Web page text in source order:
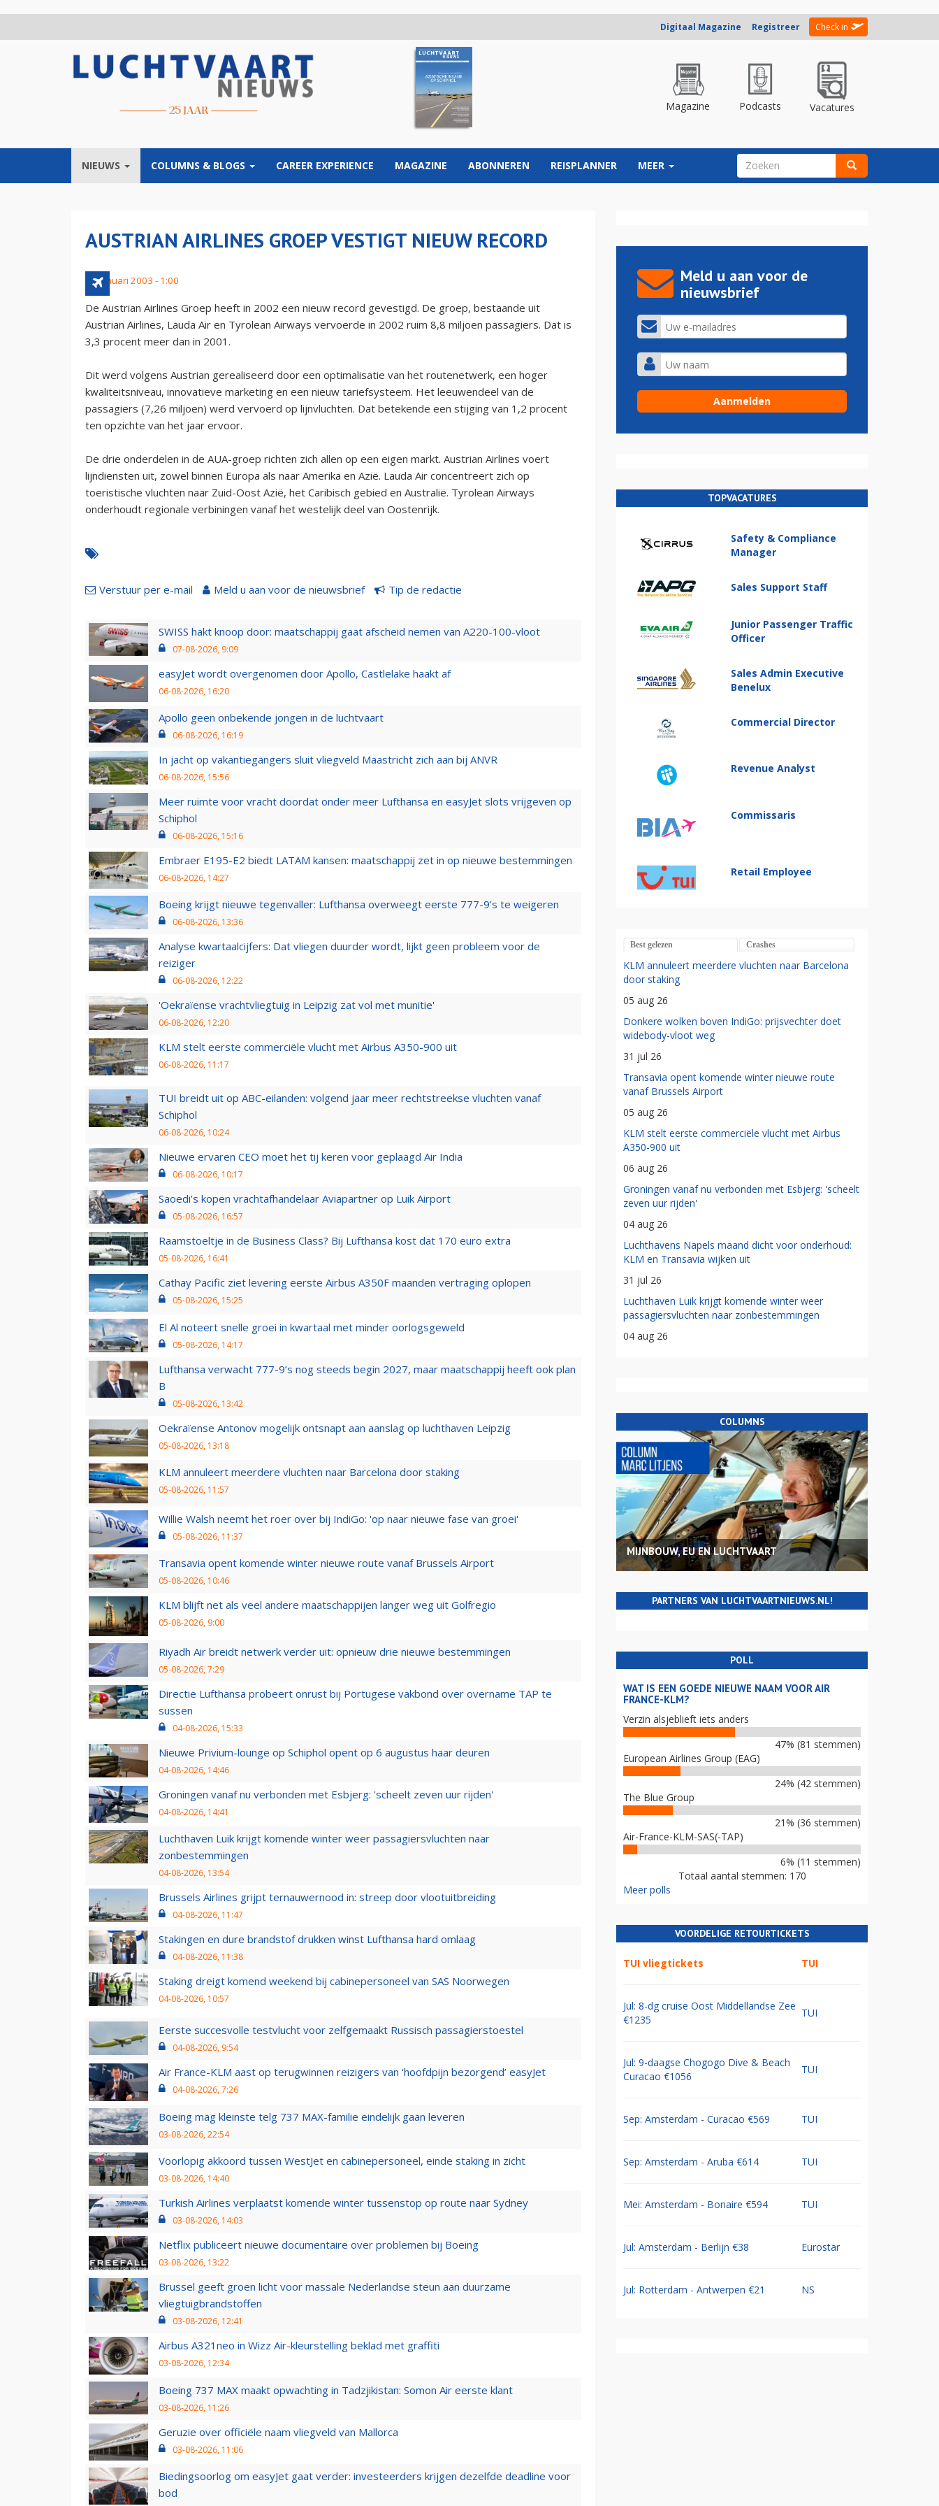
Digitaal Magazine Registreer Check in
Magazine Podcasts Vacatures
NIEUWS COLUMNS & BLOGS CAREER EXPERIENCE MAGAZINE ABONNEREN REISPLANNER MEER ZOEKVELD
AUSTRIAN AIRLINES GROEP VESTIGT NIEUW RECORD
23 januari 2003 - 1:00
De Austrian Airlines Groep heeft in 2002 een nieuw record gevestigd. De groep, bestaande uit
Austrian Airlines, Lauda Air en Tyrolean Airways vervoerde in 2002 ruim 8,8 miljoen passagiers. Dat is
3,3 procent meer dan in 2001.
Dit werd volgens Austrian gerealiseerd door een optimalisatie van het routenetwerk, een hoger
kwaliteitsniveau, innovatieve marketing en een nieuw tariefsysteem. Het leeuwendeel van de
passagiers (7,26 miljoen) werd vervoerd op lijnvluchten. Dat betekende een stijging van 1,2 procent
ten opzichte van het jaar ervoor.
De drie onderdelen in de AUA-groep richten zich allen op een eigen markt. Austrian Airlines voert
lijndiensten uit, zowel binnen Europa als naar Amerika en Azië. Lauda Air concentreert zich op
toeristische vluchten naar Zuid-Oost Azië, het Caribisch gebied en Australië. Tyrolean Airways
onderhoudt regionale verbiningen vanaf het westelijk deel van Oostenrijk.
Verstuur per e-mail Meld u aan voor de nieuwsbrief Tip de redactie
SWISS hakt knoop door: maatschappij gaat afscheid nemen van A220-100-vloot
07-08-2026, 9:09
easyJet wordt overgenomen door Apollo, Castlelake haakt af
06-08-2026, 16:20
Apollo geen onbekende jongen in de luchtvaart
06-08-2026, 16:19
In jacht op vakantiegangers sluit vliegveld Maastricht zich aan bij ANVR
06-08-2026, 15:56
Meer ruimte voor vracht doordat onder meer Lufthansa en easyJet slots vrijgeven op
Schiphol
06-08-2026, 15:16
Embraer E195-E2 biedt LATAM kansen: maatschappij zet in op nieuwe bestemmingen
06-08-2026, 14:27
Boeing krijgt nieuwe tegenvaller: Lufthansa overweegt eerste 777-9’s te weigeren
06-08-2026, 13:36
Analyse kwartaalcijfers: Dat vliegen duurder wordt, lijkt geen probleem voor de
reiziger
06-08-2026, 12:22
'Oekraïense vrachtvliegtuig in Leipzig zat vol met munitie'
06-08-2026, 12:20
KLM stelt eerste commerciële vlucht met Airbus A350-900 uit
06-08-2026, 11:17
TUI breidt uit op ABC-eilanden: volgend jaar meer rechtstreekse vluchten vanaf
Schiphol
06-08-2026, 10:24
Nieuwe ervaren CEO moet het tij keren voor geplaagd Air India
06-08-2026, 10:17
Saoedi’s kopen vrachtafhandelaar Aviapartner op Luik Airport
05-08-2026, 16:57
Raamstoeltje in de Business Class? Bij Lufthansa kost dat 170 euro extra
05-08-2026, 16:41
Cathay Pacific ziet levering eerste Airbus A350F maanden vertraging oplopen
05-08-2026, 15:25
El Al noteert snelle groei in kwartaal met minder oorlogsgeweld
05-08-2026, 14:17
Lufthansa verwacht 777-9’s nog steeds begin 2027, maar maatschappij heeft ook plan
B
05-08-2026, 13:42
Oekraïense Antonov mogelijk ontsnapt aan aanslag op luchthaven Leipzig
05-08-2026, 13:18
KLM annuleert meerdere vluchten naar Barcelona door staking
05-08-2026, 11:57
Willie Walsh neemt het roer over bij IndiGo: 'op naar nieuwe fase van groei'
05-08-2026, 11:37
Transavia opent komende winter nieuwe route vanaf Brussels Airport
05-08-2026, 10:46
KLM blijft net als veel andere maatschappijen langer weg uit Golfregio
05-08-2026, 9:00
Riyadh Air breidt netwerk verder uit: opnieuw drie nieuwe bestemmingen
05-08-2026, 7:29
Directie Lufthansa probeert onrust bij Portugese vakbond over overname TAP te
sussen
04-08-2026, 15:33
Nieuwe Privium-lounge op Schiphol opent op 6 augustus haar deuren
04-08-2026, 14:46
Groningen vanaf nu verbonden met Esbjerg: 'scheelt zeven uur rijden'
04-08-2026, 14:41
Luchthaven Luik krijgt komende winter weer passagiersvluchten naar
zonbestemmingen
04-08-2026, 13:54
Brussels Airlines grijpt ternauwernood in: streep door vlootuitbreiding
04-08-2026, 11:47
Stakingen en dure brandstof drukken winst Lufthansa hard omlaag
04-08-2026, 11:38
Staking dreigt komend weekend bij cabinepersoneel van SAS Noorwegen
04-08-2026, 10:57
Eerste succesvolle testvlucht voor zelfgemaakt Russisch passagierstoestel
04-08-2026, 9:54
Air France-KLM aast op terugwinnen reizigers van ‘hoofdpijn bezorgend’ easyJet
04-08-2026, 7:26
Boeing mag kleinste telg 737 MAX-familie eindelijk gaan leveren
03-08-2026, 22:54
Voorlopig akkoord tussen WestJet en cabinepersoneel, einde staking in zicht
03-08-2026, 14:40
Turkish Airlines verplaatst komende winter tussenstop op route naar Sydney
03-08-2026, 14:03
Netflix publiceert nieuwe documentaire over problemen bij Boeing
03-08-2026, 13:22
Brussel geeft groen licht voor massale Nederlandse steun aan duurzame
vliegtuigbrandstoffen
03-08-2026, 12:41
Airbus A321neo in Wizz Air-kleurstelling beklad met graffiti
03-08-2026, 12:34
Boeing 737 MAX maakt opwachting in Tadzjikistan: Somon Air eerste klant
03-08-2026, 11:26
Geruzie over officiële naam vliegveld van Mallorca
03-08-2026, 11:06
Biedingsoorlog om easyJet gaat verder: investeerders krijgen dezelfde deadline voor
bod
Meld u aan voor de
nieuwsbrief
TOPVACATURES
Safety & Compliance
Manager
Sales Support Staff
Junior Passenger Traffic
Officer
Sales Admin Executive
Benelux
Commercial Director
Revenue Analyst
Commissaris
Retail Employee
Best gelezen Crashes
KLM annuleert meerdere vluchten naar Barcelona
door staking
05 aug 26
Donkere wolken boven IndiGo: prijsvechter doet
widebody-vloot weg
31 jul 26
Transavia opent komende winter nieuwe route
vanaf Brussels Airport
05 aug 26
KLM stelt eerste commerciële vlucht met Airbus
A350-900 uit
06 aug 26
Groningen vanaf nu verbonden met Esbjerg: 'scheelt
zeven uur rijden'
04 aug 26
Luchthavens Napels maand dicht voor onderhoud:
KLM en Transavia wijken uit
31 jul 26
Luchthaven Luik krijgt komende winter weer
passagiersvluchten naar zonbestemmingen
04 aug 26
COLUMNS
MIJNBOUW, EU EN LUCHTVAART
PARTNERS VAN LUCHTVAARTNIEUWS.NL!
POLL
WAT IS EEN GOEDE NIEUWE NAAM VOOR AIR
FRANCE-KLM?
Verzin alsjeblieft iets anders
47% (81 stemmen)
European Airlines Group (EAG)
24% (42 stemmen)
The Blue Group
21% (36 stemmen)
Air-France-KLM-SAS(-TAP)
6% (11 stemmen)
Totaal aantal stemmen: 170
Meer polls
VOORDELIGE RETOURTICKETS
TUI vliegtickets TUI
Jul: 8-dg cruise Oost Middellandse Zee
€1235
TUI
Jul: 9-daagse Chogogo Dive & Beach
Curacao €1056
TUI
Sep: Amsterdam - Curacao €569 TUI
Sep: Amsterdam - Aruba €614 TUI
Mei: Amsterdam - Bonaire €594 TUI
Jul: Amsterdam - Berlijn €38 Eurostar
Jul: Rotterdam - Antwerpen €21 NS